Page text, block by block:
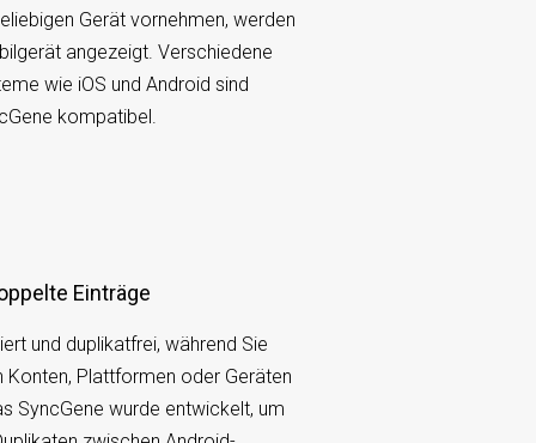
Gerät vornehmen, werden
angezeigt. Verschiedene
wie iOS und Android sind
kompatibel.
Einträge
und duplikatfrei, während Sie
Konten, Plattformen oder Geräten
SyncGene wurde entwickelt, um